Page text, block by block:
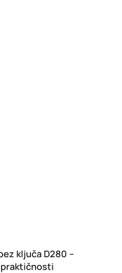
ključa D280 –